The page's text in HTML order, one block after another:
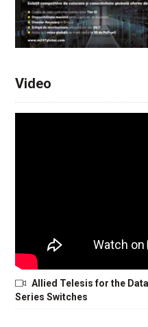
Video
Allied Telesis for the
Series Switches